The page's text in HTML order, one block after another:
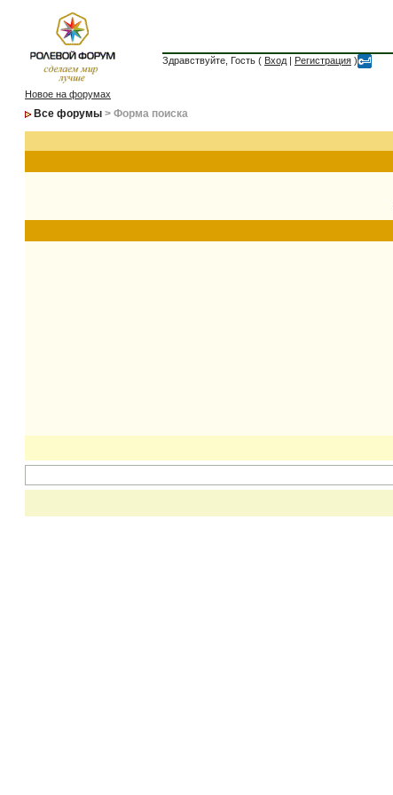
Здравствуйте, Гость ( Вход | Регистрация )
Новое на форумах
Все форумы > Форма поиска